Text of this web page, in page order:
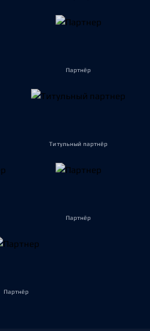
Партнёр
Титульный партнёр
Партнёр
Партнёр